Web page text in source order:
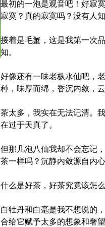
最初的一泡是观音吧！好寂
寂寞？真的寂寞吗？没有人
接着是毛蟹，这是我第一次
知。
好像还有一味老枞水仙吧，
种，味厚而绵，香沉内敛，
茶太多，我实在无法记清。
在过于天真了。
但那几泡八仙我却不会忘记
茶一样吗？沉静内敛源自内
什么是好茶，好茶究竟该怎
白牡丹和白毫是我不想说的
合给它赋予太多的想象和奢